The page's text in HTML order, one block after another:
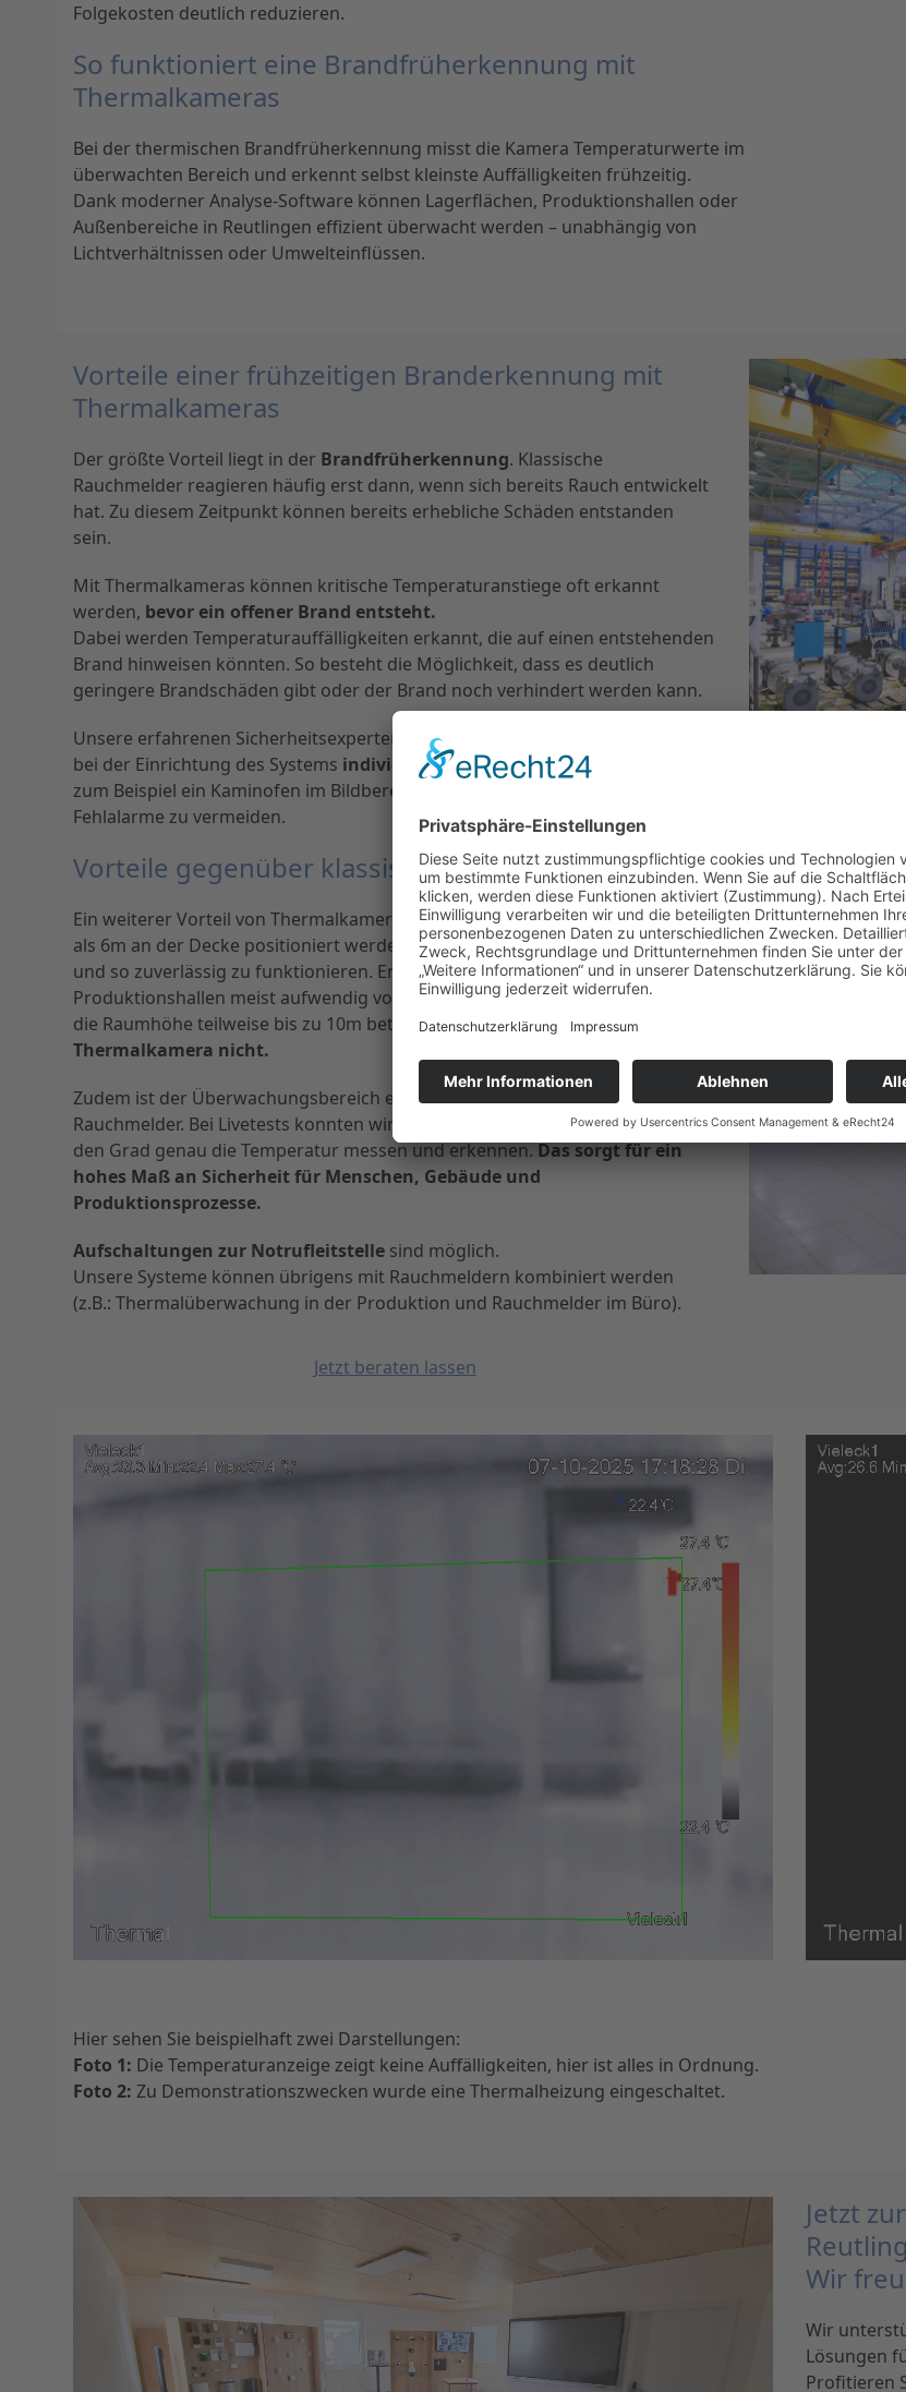
Folgekosten deutlich reduzieren.
So funktioniert eine Brandfrüherkennung mit
Thermalkameras
Bei der thermischen Brandfrüherkennung misst die Kamera Temperaturwerte im
überwachten Bereich und erkennt selbst kleinste Auffälligkeiten frühzeitig.
Dank moderner Analyse-Software können Lagerflächen, Produktionshallen oder
Außenbereiche in Reutlingen effizient überwacht werden – unabhängig von
Lichtverhältnissen oder Umwelteinflüssen.
Vorteile einer frühzeitigen Branderkennung mit
Thermalkameras
Der größte Vorteil liegt in der Brandfrüherkennung. Klassische
Rauchmelder reagieren häufig erst dann, wenn sich bereits Rauch entwickelt
hat. Zu diesem Zeitpunkt können bereits erhebliche Schäden entstanden
sein.
Mit Thermalkameras können kritische Temperaturanstiege oft erkannt
werden, bevor ein offener Brand entsteht.
Dabei werden Temperaturauffälligkeiten erkannt, die auf einen entstehenden
Brand hinweisen könnten. So besteht die Möglichkeit, dass es deutlich
geringere Brandschäden gibt oder der Brand noch verhindert werden kann.
Unsere erfahrenen Sicherheitsexperten passen die
bei der Einrichtung des Systems individuell auf Ihr Gebäudean. So kann
zum Beispiel ein Kaminofen im Bildbereich ausgegrenzt werden, um
Fehlalarme zu vermeiden.
Vorteile gegenüber klassischen Rauchmeldern
Ein weiterer Vorteil von Thermalkameras: Rauchmelder sollten nicht höher
als 6m an der Decke positioniert werden, um die volle Leistung zu erbringen
und so zuverlässig zu funktionieren. Entsprechend müssen Rauchmelder in
Produktionshallen meist aufwendig von der Decke abgehangen werden, weil
die Raumhöhe teilweise bis zu 10m beträgt.Dieses Problem gibt es mit der
Thermalkamera nicht.
Zudem ist der Überwachungsbereich einer Thermalkamera viel größer als ein
Rauchmelder. Bei Livetests konnten wir in 50m Entfernung immer noch auf
den Grad genau die Temperatur messen und erkennen.Das sorgt für ein
hohes Maß an Sicherheit für Menschen, Gebäude und
Produktionsprozesse.
Aufschaltungen zur Notrufleitstelle sind möglich.
Unsere Systeme können übrigens mit Rauchmeldern kombiniert werden
(z.B.: Thermalüberwachung in der Produktion und Rauchmelder im Büro).
Jetzt beraten lassen
Hier sehen Sie beispielhaft zwei Darstellungen:
Foto 1: Die Temperaturanzeige zeigt keine Auffälligkeiten, hier ist alles in Ordnung.
Foto 2: Zu Demonstrationszwecken wurde eine Thermalheizung eingeschaltet.
Jetzt
Wir
Wir
Lösungen
Profitieren